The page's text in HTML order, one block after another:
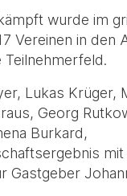
wurde im
Vereinen in den
Lukas Krüger,
Georg
Burkard,
mit
Gastgeber